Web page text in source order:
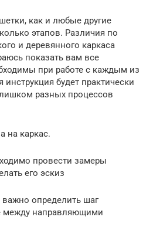
как и любые другие
этапов. Различия по
и деревянного каркаса
показать вам все
при работе с каждым из
будет практически
разных процессов
на каркас.
провести замеры
его эскиз
определить шаг
между направляющими